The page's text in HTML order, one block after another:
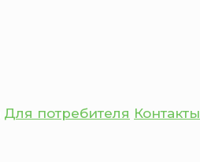
Для потребителя Контакты